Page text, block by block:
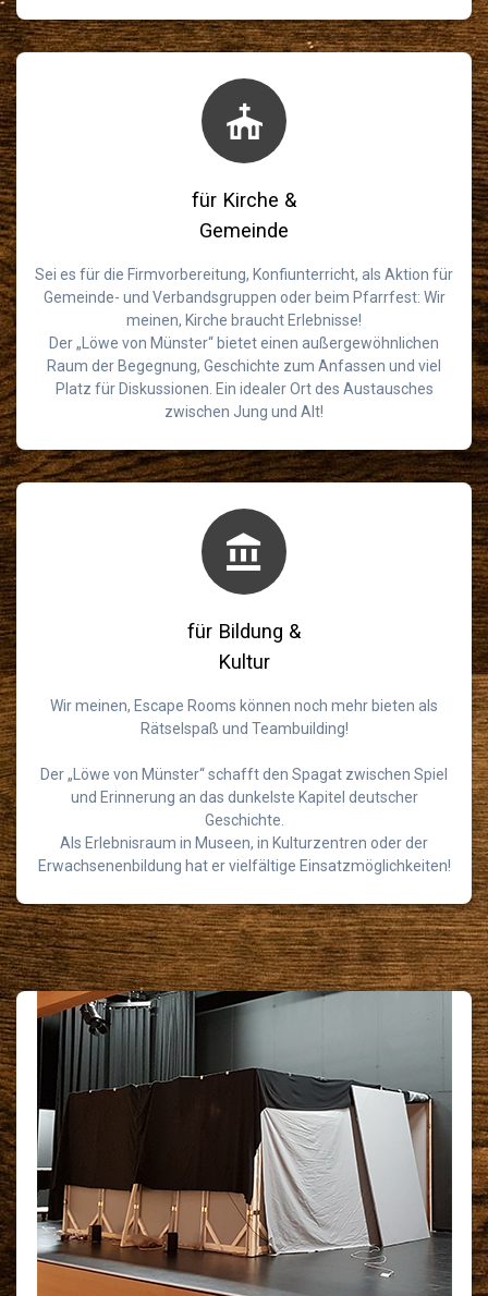
für Kirche &
Gemeinde
Sei es für die Firmvorbereitung, Konfiunterricht, als Aktion für
Gemeinde- und Verbandsgruppen oder beim Pfarrfest: Wir
meinen, Kirche braucht Erlebnisse!
Der „Löwe von Münster“ bietet einen außergewöhnlichen
Raum der Begegnung, Geschichte zum Anfassen und viel
Platz für Diskussionen. Ein idealer Ort des Austausches
zwischen Jung und Alt!
für Bildung &
Kultur
Wir meinen, Escape Rooms können noch mehr bieten als
Rätselspaß und Teambuilding!
Der „Löwe von Münster“ schafft den Spagat zwischen Spiel
und Erinnerung an das dunkelste Kapitel deutscher
Geschichte.
Als Erlebnisraum in Museen, in Kulturzentren oder der
Erwachsenenbildung hat er vielfältige Einsatzmöglichkeiten!